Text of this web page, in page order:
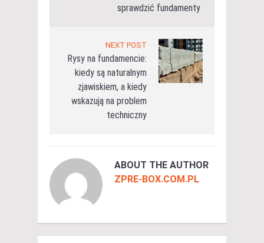
sprawdzić fundamenty
NEXT POST
Rysy na fundamencie:
kiedy są naturalnym
zjawiskiem, a kiedy
wskazują na problem
techniczny
ABOUT THE AUTHOR
ZPRE-BOX.COM.PL